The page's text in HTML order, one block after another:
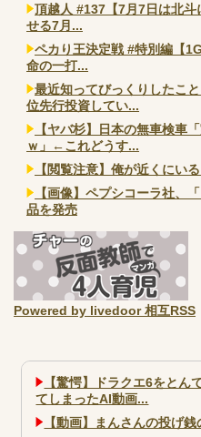
頂越人 #137【7月7日は北
せる7月...
ペカり王決定戦 #特別編【
命の一打...
最近知ってびっくりしたこ
位先行投資してい...
【ヤバ杉】日本の無車検車
ｗ」←これどうす...
【閲覧注意】俺が近くにい
【画像】ペプシコーラ社、
品を発売
Powered by livedoor 相互RSS
【驚愕】ドラクエ6をとん
てしまったAI動画...
【動画】まんさんの投げ